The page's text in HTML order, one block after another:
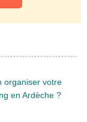
organiser votre
en Ardèche ?